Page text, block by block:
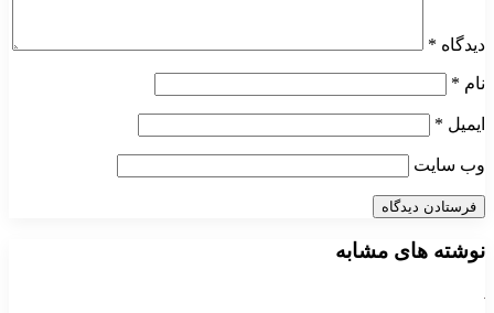
دیدگاه *
نام *
ایمیل *
وب‌ سایت
نوشته های مشابه